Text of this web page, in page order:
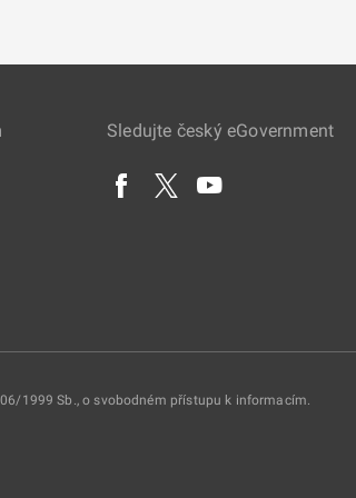
Sledujte český eGovernment
1999 Sb., o svobodném přístupu k informacím.